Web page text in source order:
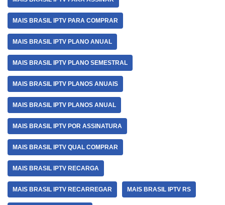
MAIS BRASIL IPTV PARA COMPRAR
MAIS BRASIL IPTV PLANO ANUAL
MAIS BRASIL IPTV PLANO SEMESTRAL
MAIS BRASIL IPTV PLANOS ANUAIS
MAIS BRASIL IPTV PLANOS ANUAL
MAIS BRASIL IPTV POR ASSINATURA
MAIS BRASIL IPTV QUAL COMPRAR
MAIS BRASIL IPTV RECARGA
MAIS BRASIL IPTV RECARREGAR MAIS BRASIL IPTV RS